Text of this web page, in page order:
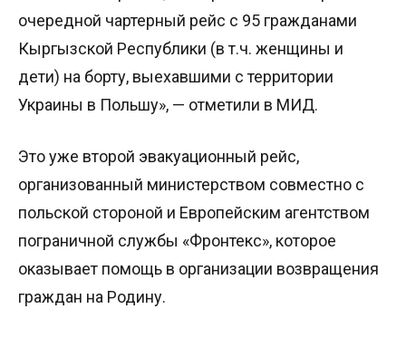
очередной чартерный рейс с 95 гражданами
Кыргызской Республики (в т.ч. женщины и
дети) на борту, выехавшими с территории
Украины в Польшу», — отметили в МИД.
Это уже второй эвакуационный рейс,
организованный министерством совместно с
польской стороной и Европейским агентством
пограничной службы «Фронтекс», которое
оказывает помощь в организации возвращения
граждан на Родину.